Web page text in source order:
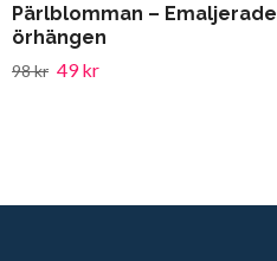
Pärlblomman – Emaljerade
örhängen
98 kr 49 kr